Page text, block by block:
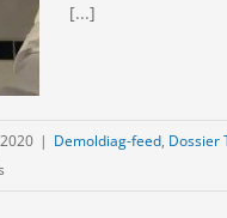
[...]
| Demoldiag-feed, Dossier